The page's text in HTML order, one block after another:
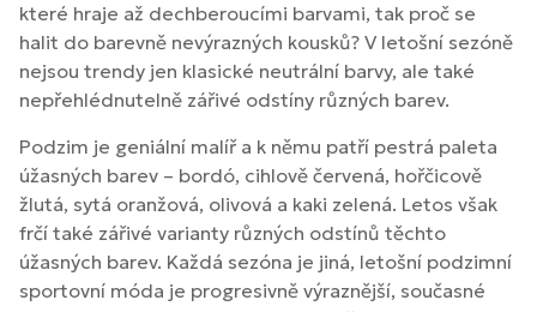
které hraje až dechberoucími barvami, tak proč se
halit do barevně nevýrazných kousků? V letošní sezóně
nejsou trendy jen klasické neutrální barvy, ale také
nepřehlédnutelně zářivé odstíny různých barev.
Podzim je geniální malíř a k němu patří pestrá paleta
úžasných barev – bordó, cihlově červená, hořčicově
žlutá, sytá oranžová, olivová a kaki zelená. Letos však
frčí také zářivé varianty různých odstínů těchto
úžasných barev. Každá sezóna je jiná, letošní podzimní
sportovní móda je progresivně výraznější, současné